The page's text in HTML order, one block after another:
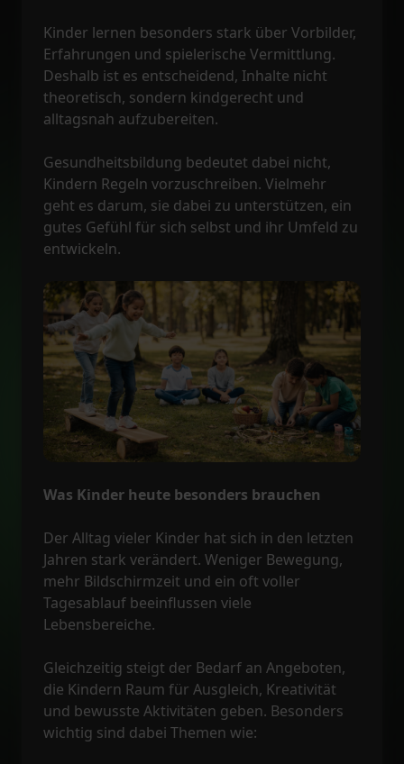
Kinder lernen besonders stark über Vorbilder,
Erfahrungen und spielerische Vermittlung.
Deshalb ist es entscheidend, Inhalte nicht
theoretisch, sondern kindgerecht und
alltagsnah aufzubereiten.
Gesundheitsbildung bedeutet dabei nicht,
Kindern Regeln vorzuschreiben. Vielmehr
geht es darum, sie dabei zu unterstützen, ein
gutes Gefühl für sich selbst und ihr Umfeld zu
entwickeln.
Was Kinder heute besonders brauchen
Der Alltag vieler Kinder hat sich in den letzten
Jahren stark verändert. Weniger Bewegung,
mehr Bildschirmzeit und ein oft voller
Tagesablauf beeinflussen viele
Lebensbereiche.
Gleichzeitig steigt der Bedarf an Angeboten,
die Kindern Raum für Ausgleich, Kreativität
und bewusste Aktivitäten geben. Besonders
wichtig sind dabei Themen wie: